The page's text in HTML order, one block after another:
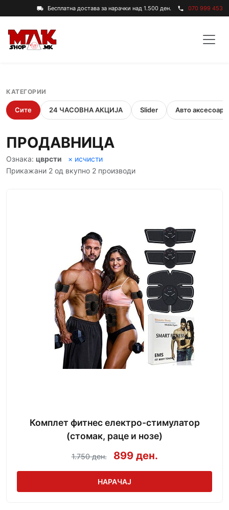
local_shipping Бесплатна достава за нарачки над 1.500 ден. phone 070 999 453
КАТЕГОРИИ
Сите 24 ЧАСОВНА АКЦИЈА Slider Авто аксесоари
ПРОДАВНИЦА
Ознака: цврсти
× исчисти
Прикажани 2 од вкупно 2 производи
Комплет фитнес електро-стимулатор
(стомак, раце и нозе)
1.750 ден. 899 ден.
НАРАЧАЈ